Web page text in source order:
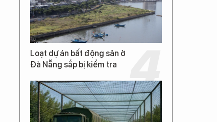
Loạt dự án bất động sản ở
Đà Nẵng sắp bị kiểm tra